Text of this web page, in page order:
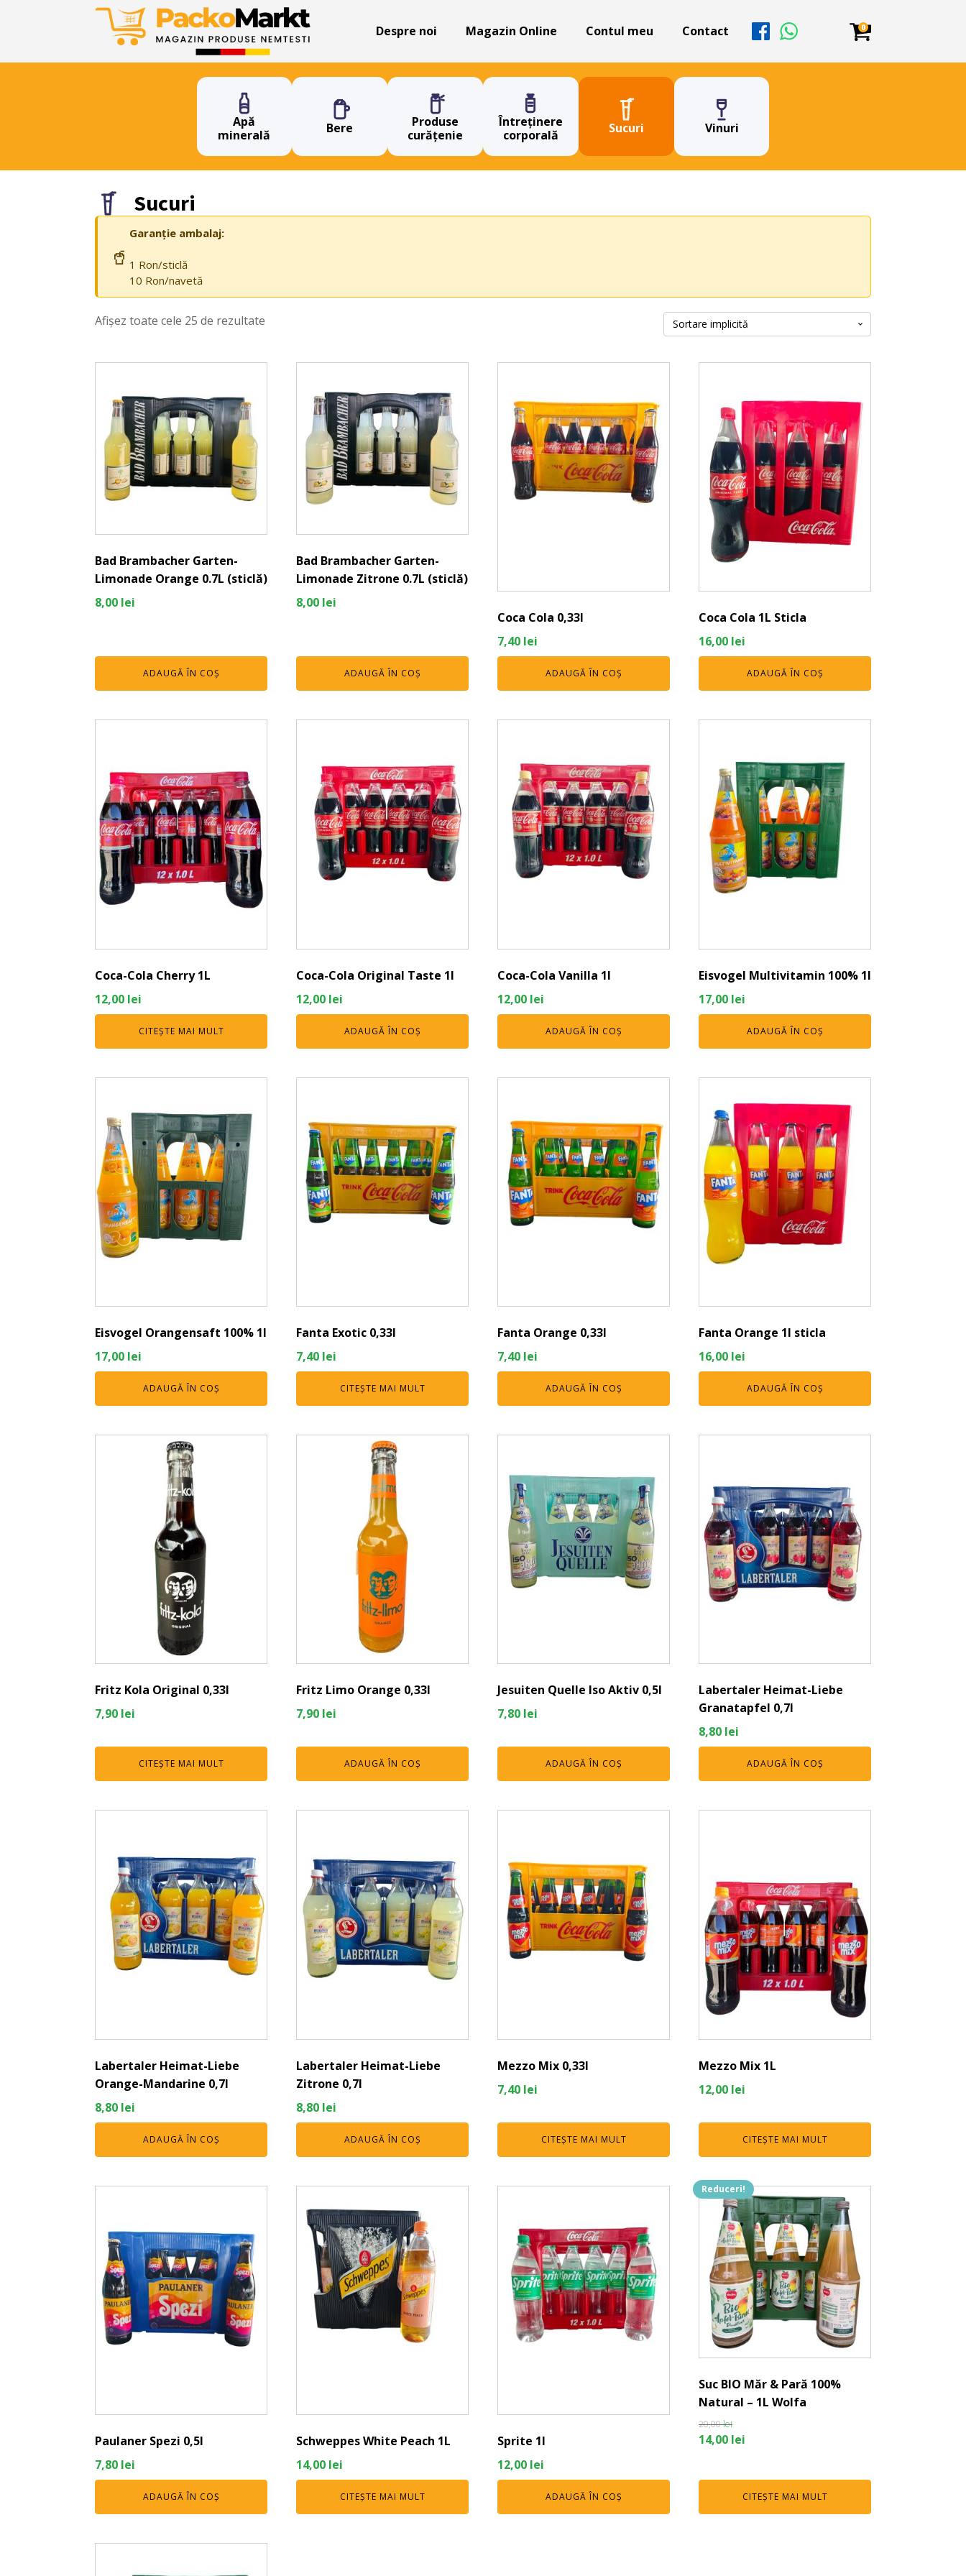
Despre noi Magazin Online Contul meu Contact 0
Apă
minerală
Bere
Produse
curățenie
Întreținere
corporală
Sucuri Vinuri
Sucuri
🥤
Garanție ambalaj:
1 Ron/sticlă
10 Ron/navetă
Afișez toate cele 25 de rezultate
Bad Brambacher Garten-
Limonade Orange 0.7L (sticlă)
8,00 lei
ADAUGĂ ÎN COȘ
Bad Brambacher Garten-
Limonade Zitrone 0.7L (sticlă)
8,00 lei
ADAUGĂ ÎN COȘ
Coca Cola 0,33l
7,40 lei
ADAUGĂ ÎN COȘ
Coca Cola 1L Sticla
16,00 lei
ADAUGĂ ÎN COȘ
Coca-Cola Cherry 1L
12,00 lei
CITEȘTE MAI MULT
Coca-Cola Original Taste 1l
12,00 lei
ADAUGĂ ÎN COȘ
Coca-Cola Vanilla 1l
12,00 lei
ADAUGĂ ÎN COȘ
Eisvogel Multivitamin 100% 1l
17,00 lei
ADAUGĂ ÎN COȘ
Eisvogel Orangensaft 100% 1l
17,00 lei
ADAUGĂ ÎN COȘ
Fanta Exotic 0,33l
7,40 lei
CITEȘTE MAI MULT
Fanta Orange 0,33l
7,40 lei
ADAUGĂ ÎN COȘ
Fanta Orange 1l sticla
16,00 lei
ADAUGĂ ÎN COȘ
Fritz Kola Original 0,33l
7,90 lei
CITEȘTE MAI MULT
Fritz Limo Orange 0,33l
7,90 lei
ADAUGĂ ÎN COȘ
Jesuiten Quelle Iso Aktiv 0,5l
7,80 lei
ADAUGĂ ÎN COȘ
Labertaler Heimat-Liebe
Granatapfel 0,7l
8,80 lei
ADAUGĂ ÎN COȘ
Labertaler Heimat-Liebe
Orange-Mandarine 0,7l
8,80 lei
ADAUGĂ ÎN COȘ
Labertaler Heimat-Liebe
Zitrone 0,7l
8,80 lei
ADAUGĂ ÎN COȘ
Mezzo Mix 0,33l
7,40 lei
CITEȘTE MAI MULT
Mezzo Mix 1L
12,00 lei
CITEȘTE MAI MULT
Paulaner Spezi 0,5l
7,80 lei
ADAUGĂ ÎN COȘ
Schweppes White Peach 1L
14,00 lei
CITEȘTE MAI MULT
Sprite 1l
12,00 lei
ADAUGĂ ÎN COȘ
Reduceri!
Suc BIO Măr & Pară 100%
Natural – 1L Wolfa
20,00lei
Prețul
20,00 lei.
14,00 lei
14,00 lei.
CITEȘTE MAI MULT